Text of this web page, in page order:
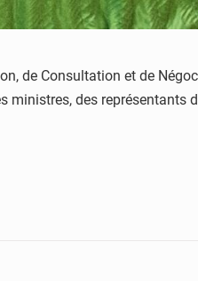
de Consultation et de
ministres, des représentants